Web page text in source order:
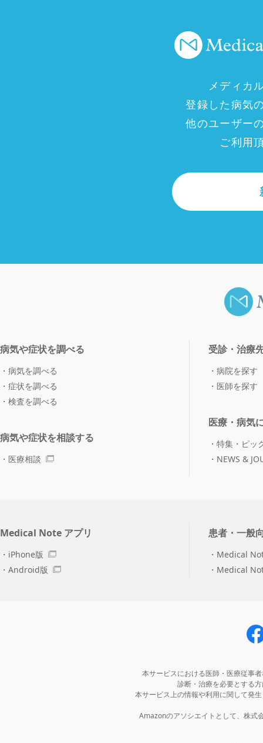
メディカ
登録した病気
他のユーザー
ご利用
病気や症状を調べる
病気を調べる
症状を調べる
検査を調べる
病気や症状を相談する
医療相談
受診・治療
病院を探す
医師を探す
医療・病気
特集・ピッ
NEWS &
Medical Note アプリ
iPhone版
Android版
患者・一般
Medical
Medical
本サービスにおける医師・医療従事
診断・治療を必要とする
本サービス上の情報や利用に関して発
Amazonのアソシエイトとして、株式